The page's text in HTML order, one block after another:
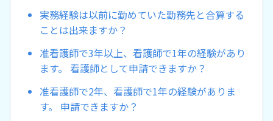
実務経験は以前に勤めていた勤務先と合算する
ことは出来ますか？
准看護師で3年以上、看護師で1年の経験があり
ます。 看護師として申請できますか？
准看護師で2年、看護師で1年の経験がありま
す。 申請できますか？